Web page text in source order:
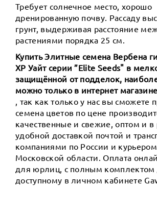
Требует солнечное место, хорошо
дренированную почву. Рассаду
грунт, выдерживая расстояние
растениями порядка 25 см.
Купить Элитные семена Вербена
XP Уайт серии ”Elite Seeds" в
защищённой от подделок,
можно только в интернет
, так как только у нас вы сможете
семена цветов по цене
качественные и свежие, оптом и в
удобной доставкой почтой и
компаниями по России и
Московской области. Оплата
для юрлиц, с полным комплектом
доступному в личном кабинете